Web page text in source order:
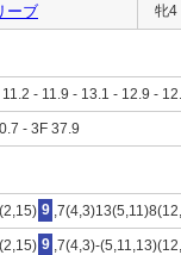
ーブ 牝4
- 11.9 - 13.1 - 12.9 -
- 3F 37.9
9
9 ,7(4,3)-